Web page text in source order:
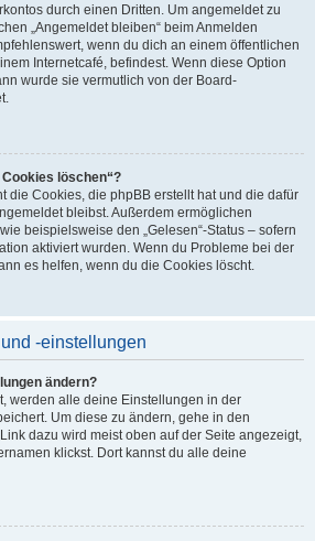
durch einen Dritten. Um angemeldet zu
„Angemeldet bleiben“ beim Anmelden
wenn du dich an einem öffentlichen
Internetcafé, befindest. Wenn diese Option
wurde sie vermutlich von der Board-
löschen“?
die Cookies, die phpBB erstellt hat und die dafür
bleibst. Außerdem ermöglichen
beispielsweise den „Gelesen“-Status – sofern
aktiviert wurden. Wenn du Probleme bei der
es helfen, wenn du die Cookies löscht.
-einstellungen
ändern?
werden alle deine Einstellungen in der
Um diese zu ändern, gehe in den
dazu wird meist oben auf der Seite angezeigt,
klickst. Dort kannst du alle deine